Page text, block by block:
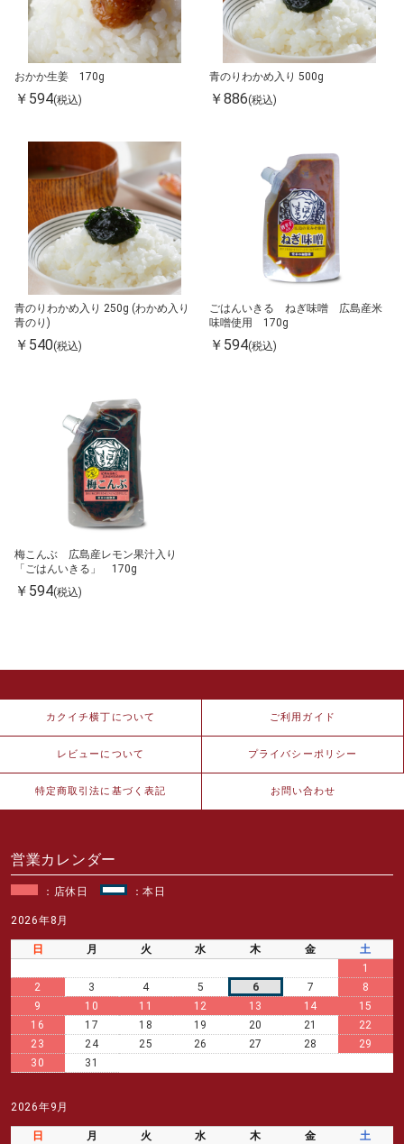
おかか生姜 170g
￥594(税込)
青のりわかめ入り 500g
￥886(税込)
青のりわかめ入り 250g (わかめ入り
青のり)
￥540(税込)
ごはんいきる ねぎ味噌 広島産米
味噌使用 170g
￥594(税込)
梅こんぶ 広島産レモン果汁入り
「ごはんいきる」 170g
￥594(税込)
カクイチ横丁について ご利用ガイド
レビューについて プライバシーポリシー
特定商取引法に基づく表記 お問い合わせ
営業カレンダー
：店休日 ：本日
2026年8月
日 月 火 水 木 金
土
1
2
3 4 5 6 7
8
9
10 11 12 13 14
15
16
17 18 19 20 21
22
23
24 25 26 27 28
29
30
31
2026年9月
日 月 火 水 木 金
土